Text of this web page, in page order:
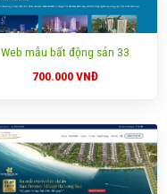
Web mẫu bất động sản 33
700.000VNĐ